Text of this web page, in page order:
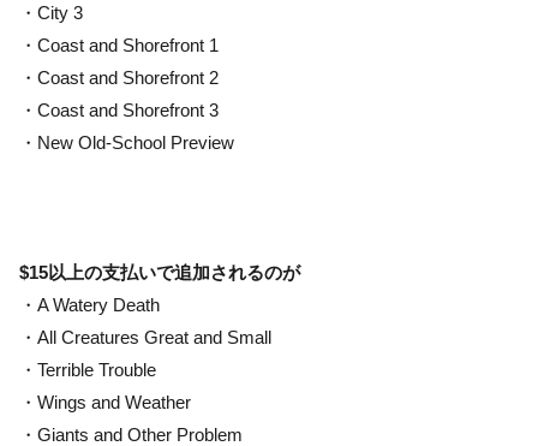
・City 3
・Coast and Shorefront 1
・Coast and Shorefront 2
・Coast and Shorefront 3
・New Old-School Preview
$15以上の支払いで追加されるのが
・A Watery Death
・All Creatures Great and Small
・Terrible Trouble
・Wings and Weather
・Giants and Other Problem